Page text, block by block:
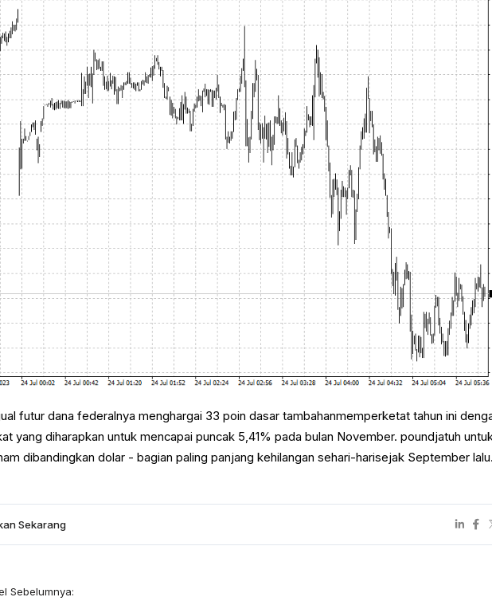
futur dana federalnya menghargai 33 poin dasar tambahanmemperketat tahun ini
yang diharapkan untuk mencapai puncak 5,41% pada bulan November. poundjatuh
dibandingkan dolar - bagian paling panjang kehilangan sehari-harisejak September
Sekarang
Sebelumnya: